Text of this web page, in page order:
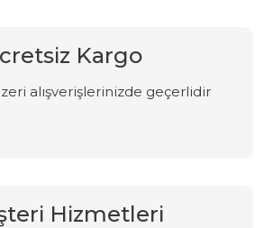
Kargo
alışverişlerinizde geçerlidir
Hizmetleri